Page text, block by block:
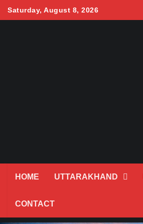
Saturday, August 8, 2026
HOME UTTARAKHAND
CONTACT